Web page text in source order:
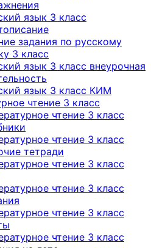
язык 3 класс
задания по русскому
3 класс
язык 3 класс внеурочная
язык 3 класс КИМ
чтение 3 класс
чтение 3 класс
чтение 3 класс
тетради
чтение 3 класс
чтение 3 класс
чтение 3 класс
чтение 3 класс